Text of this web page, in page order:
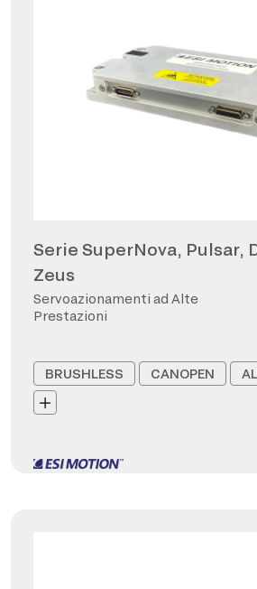
Serie SuperNova, Pulsar,
Zeus
Servoazionamenti ad Alte
Prestazioni
BRUSHLESS CANOPEN